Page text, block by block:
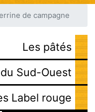
de campagne
Les pâtés
Sud-Ouest
Label rouge